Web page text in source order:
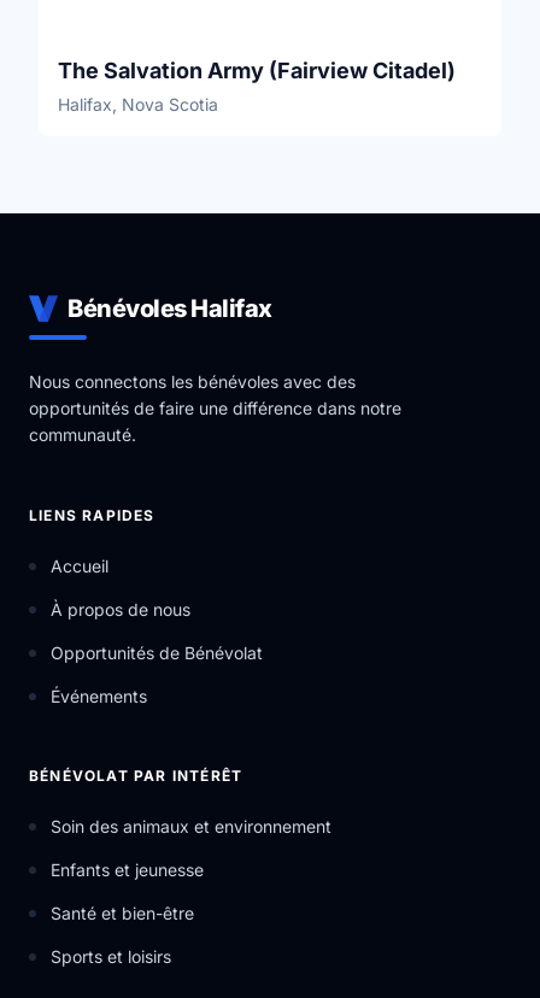
The Salvation Army (Fairview Citadel)
Halifax, Nova Scotia
Bénévoles Halifax
Nous connectons les bénévoles avec des
opportunités de faire une différence dans notre
communauté.
LIENS RAPIDES
Accueil
À propos de nous
Opportunités de Bénévolat
Événements
BÉNÉVOLAT PAR INTÉRÊT
Soin des animaux et environnement
Enfants et jeunesse
Santé et bien-être
Sports et loisirs